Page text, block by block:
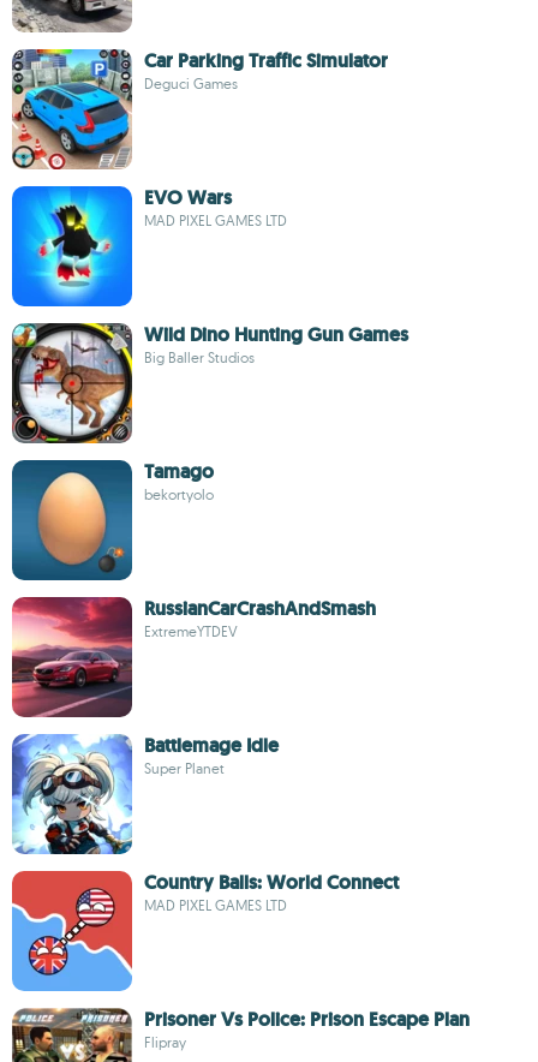
Car Parking Traffic Simulator
Deguci Games
EVO Wars
MAD PIXEL GAMES LTD
Wild Dino Hunting Gun Games
Big Baller Studios
Tamago
bekortyolo
RussianCarCrashAndSmash
ExtremeYTDEV
Battlemage Idle
Super Planet
Country Balls: World Connect
MAD PIXEL GAMES LTD
Prisoner Vs Police: Prison Escape Plan
Flipray